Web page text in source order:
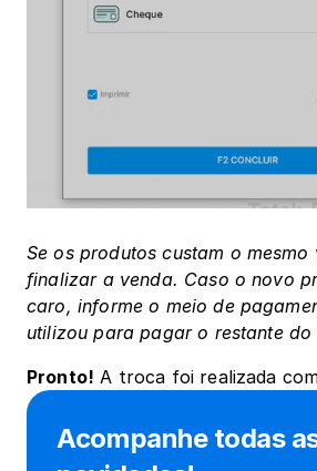
Se os produtos custam o
finalizar a venda. Caso o novo
caro, informe o meio de
utilizou para pagar o restante do
Pronto! A troca foi realizada
Acompanhe todas